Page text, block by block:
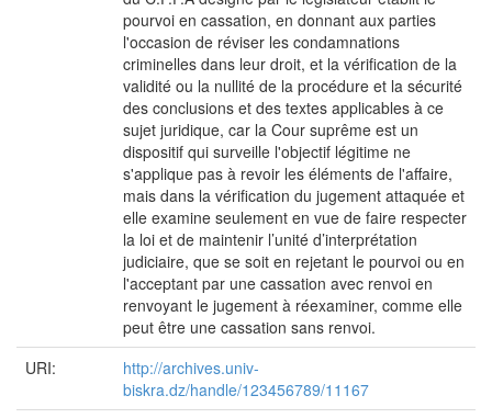
pourvoi en cassation, en donnant aux parties
l'occasion de réviser les condamnations
criminelles dans leur droit, et la vérification de la
validité ou la nullité de la procédure et la sécurité
des conclusions et des textes applicables à ce
sujet juridique, car la Cour suprême est un
dispositif qui surveille l'objectif légitime ne
s'applique pas à revoir les éléments de l'affaire,
mais dans la vérification du jugement attaquée et
elle examine seulement en vue de faire respecter
la loi et de maintenir l’unité d’interprétation
judiciaire, que se soit en rejetant le pourvoi ou en
l'acceptant par une cassation avec renvoi en
renvoyant le jugement à réexaminer, comme elle
peut être une cassation sans renvoi.
URI:
http://archives.univ-
biskra.dz/handle/123456789/11167